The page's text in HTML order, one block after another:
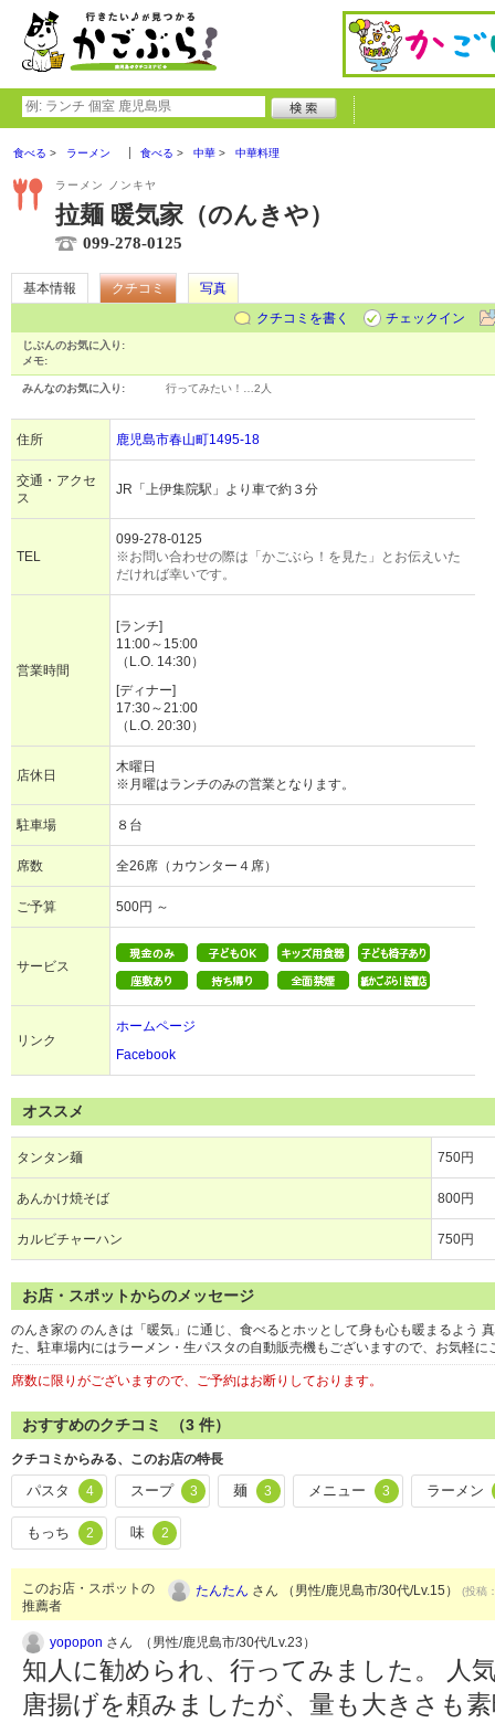
食べる ラーメン 食べる 中華 中華料理
ラーメン ノンキヤ
拉麺 暖気家（のんきや）
099-278-0125
基本情報 クチコミ
写真
クチコミを書く
チェックイン
じぶんのお気に入り:
メモ:
みんなのお気に入り: 行ってみたい！… 2人
住所 鹿児島市春山町1495-18
交通・アクセ
ス
JR「上伊集院駅」より車で約３分
TEL
099-278-0125
※お問い合わせの際は「かごぶら！を見た」とお伝えいた
だければ幸いです。
営業時間
[ランチ]
11:00～15:00
（L.O. 14:30）
[ディナー]
17:30～21:00
（L.O. 20:30）
店休日
木曜日
※月曜はランチのみの営業となります。
駐車場 ８台
席数 全26席（カウンター４席）
ご予算 500円 ～
サービス
リンク
ホームページ
Facebook
オススメ
タンタン麺 750円
あんかけ焼そば 800円
カルビチャーハン 750円
お店・スポットからのメッセージ
のんき家の のんきは「暖気」に通じ、食べるとホッとして身も心も暖まるよう
た、駐車場内にはラーメン・生パスタの自動販売機もございますので、お気軽に
席数に限りがございますので、ご予約はお断りしております。
おすすめのクチコミ （3 件）
クチコミからみる、このお店の特長
パスタ 4 スープ 3 麺 3 メニュー 3 ラーメン
もっち 2 味 2
このお店・スポットの
推薦者
たんたん さん （男性/鹿児島市/30代/Lv.15） (投稿
yopopon さん （男性/鹿児島市/30代/Lv.23）
知人に勧められ、行ってみました。 人
唐揚げを頼みましたが、量も大きさも